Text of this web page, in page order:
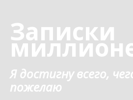
содержанию
Записки
Я достигну всего,
пожелаю